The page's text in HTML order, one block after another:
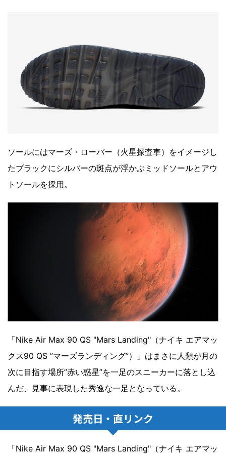
ソールにはマーズ・ローバー（火星探査車）をイメージし
たブラックにシルバーの斑点が浮かぶミッドソールとアウ
トソールを採用。
「Nike Air Max 90 QS "Mars Landing"（ナイキ エアマッ
クス90 QS ”マーズランディング”）」はまさに人類が月の
次に目指す場所”赤い惑星”を一足のスニーカーに落とし込
んだ、見事に表現した秀逸な一足となっている。
発売日・直リンク
「Nike Air Max 90 QS "Mars Landing"（ナイキ エアマッ